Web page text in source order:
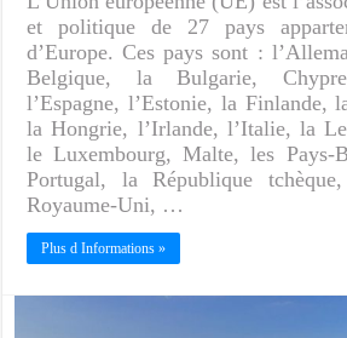
et politique de 27 pays
d’Europe. Ces pays sont :
Belgique, la Bulgarie,
l’Espagne, l’Estonie, la Finlande,
la Hongrie, l’Irlande, l’Italie, la
le Luxembourg, Malte, les Pays-
Portugal, la République
Royaume-Uni, …
Plus d Informations »